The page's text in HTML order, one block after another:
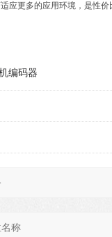
应更多的应用环境，是性价
编码器